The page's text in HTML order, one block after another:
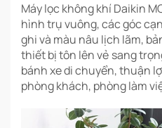
Máy lọc không khí Daikin
hình trụ vuông, các góc
ghi và màu nâu lịch lãm,
thiết bị tôn lên vẻ sang
bánh xe di chuyển, thuận
phòng khách, phòng làm